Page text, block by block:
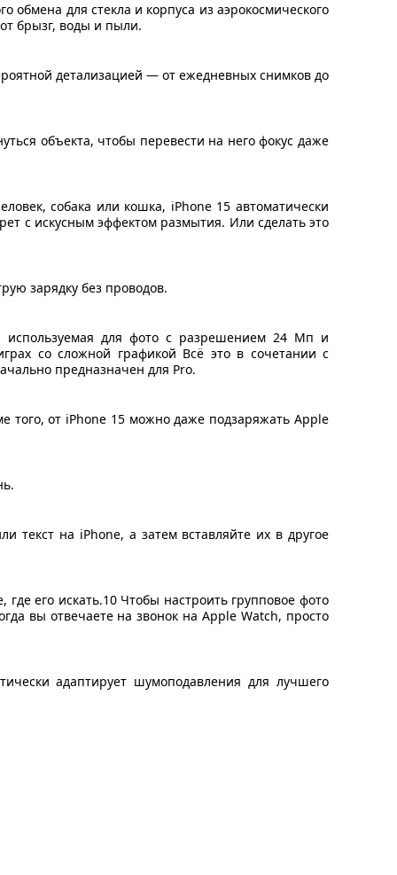
для стекла и корпуса из аэрокосмического
брызг, воды и пыли.
детализацией — от ежедневных снимков до
объекта, чтобы перевести на него фокус даже
собака или кошка, iPhone 15 автоматически
с искусным эффектом размытия. Или сделать это
зарядку без проводов.
используемая для фото с разрешением 24 Мп и
со сложной графикой Всё это в сочетании с
предназначен для Pro.
того, от iPhone 15 можно даже подзаряжать Apple
текст на iPhone, а затем вставляйте их в другое
его искать.10 Чтобы настроить групповое фото
вы отвечаете на звонок на Apple Watch, просто
адаптирует шумоподавления для лучшего